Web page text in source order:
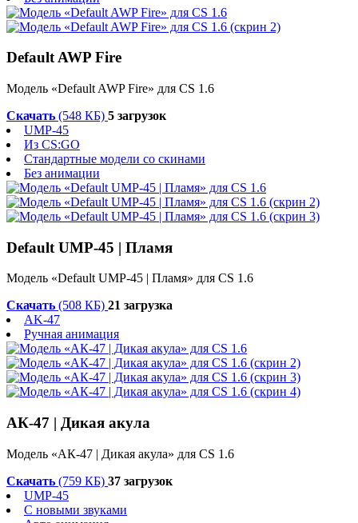
Default AWP Fire
Модель «Default AWP Fire» для CS 1.6
Скачать (548 КБ) 5 загрузок
UMP-45
Из CS:GO
Стандартные модели со скинами
Без анимации
Default UMP-45 | Пламя
Модель «Default UMP-45 | Пламя» для CS 1.6
Скачать (508 КБ) 21 загрузка
AK-47
Ручная анимация
АК-47 | Дикая акула
Модель «АК-47 | Дикая акула» для CS 1.6
Скачать (759 КБ) 37 загрузок
UMP-45
С новыми звуками